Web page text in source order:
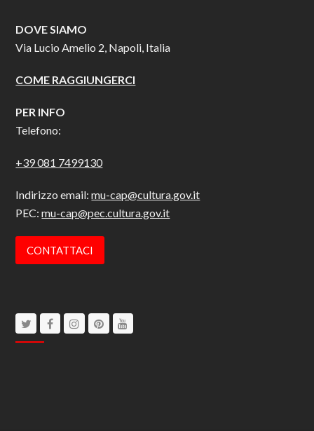
DOVE SIAMO
Via Lucio Amelio 2, Napoli, Italia
COME RAGGIUNGERCI
PER INFO
Telefono:
+39 081 7499130
Indirizzo email:mu-cap@cultura.gov.it
PEC:mu-cap@pec.cultura.gov.it
CONTATTACI
TwitterFacebookInstagram
Pinterest